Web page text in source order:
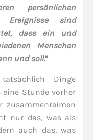
persönlichen
Ereignisse sind
dass ein und
Menschen
und soll.”
Dinge
Stunde vorher
nur das, was als
auch das, was